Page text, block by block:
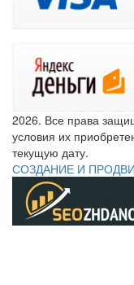
2026. Все права
условия их
текущую дату.
СОЗДАНИЕ И